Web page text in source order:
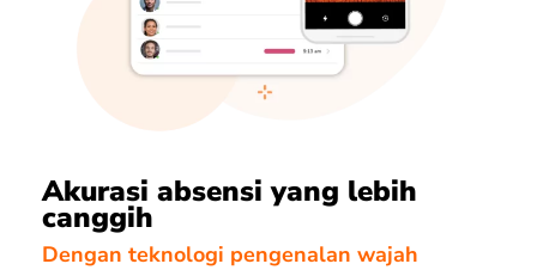
Akurasi absensi yang lebih
canggih
Dengan teknologi pengenalan wajah